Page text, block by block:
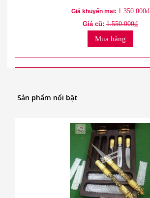
Giá khuyến mại: 1.350.000₫
Giá cũ: 1.550.000₫
Mua hàng
Sản phẩm nổi bật